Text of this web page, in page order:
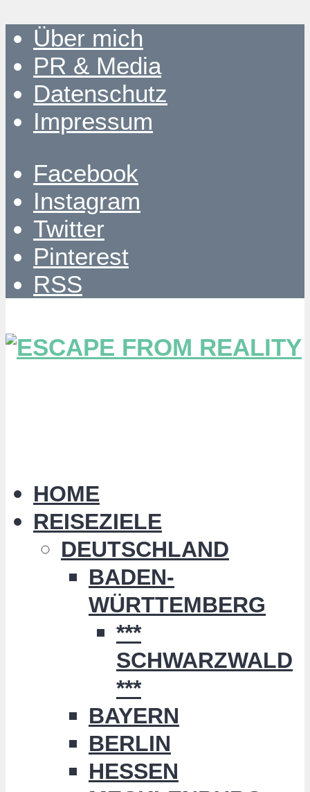
Über mich
PR & Media
Datenschutz
Impressum
Facebook
Instagram
Twitter
Pinterest
RSS
HOME
REISEZIELE
DEUTSCHLAND
BADEN-
WÜRTTEMBERG
***
SCHWARZWALD
***
BAYERN
BERLIN
HESSEN